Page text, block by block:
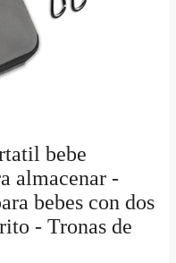
bebe
almacenar -
bebes con dos
- Tronas de